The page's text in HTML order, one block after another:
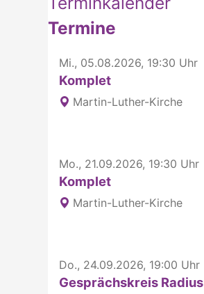
Termine
Mi., 05.08.2026, 19:30 Uhr
Komplet
Martin-Luther-Kirche
Mo., 21.09.2026, 19:30 Uhr
Komplet
Martin-Luther-Kirche
Do., 24.09.2026, 19:00 Uhr
Gesprächskreis Radius